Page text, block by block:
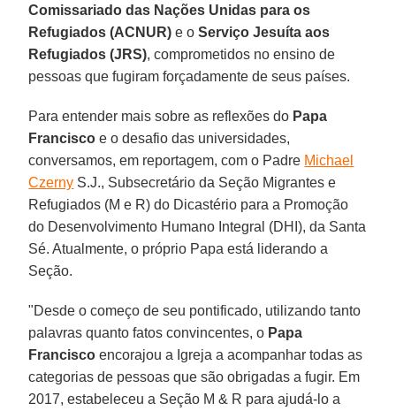
Comissariado das Nações Unidas para os
Refugiados (ACNUR) e oServiço Jesuíta aos
Refugiados (JRS), comprometidos no ensino de
pessoas que fugiram forçadamente de seus países.
Para entender mais sobre as reflexões do Papa
Francisco e o desafio das universidades,
conversamos, em reportagem, com o Padre Michael
Czerny S.J., Subsecretário da Seção Migrantes e
Refugiados (M e R) do Dicastério para a Promoção
do Desenvolvimento Humano Integral (DHI), da Santa
Sé. Atualmente, o próprio Papa está liderando a
Seção.
"Desde o começo de seu pontificado, utilizando tanto
palavras quanto fatos convincentes, o Papa
Francisco encorajou a Igreja a acompanhar todas as
categorias de pessoas que são obrigadas a fugir. Em
2017, estabeleceu a Seção M & R para ajudá-lo a